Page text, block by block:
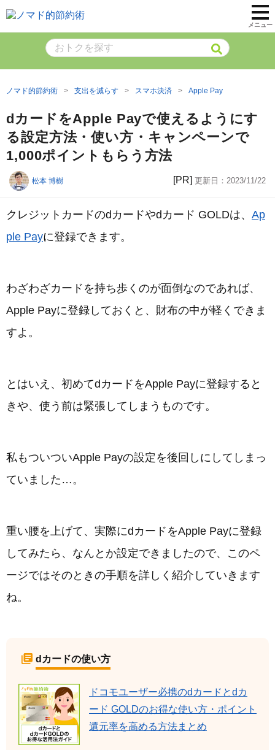
メニュー
ノマド的節約術 支出を減らす スマホ決済 Apple Pay
dカードをApple Payで使えるようにす
る設定方法・使い方・キャンペーンで
1,000ポイントもらう方法
松本 博樹 [PR] 更新日： 2023/11/22
クレジットカードのdカードやdカード GOLDは、 Ap
ple Payに登録できます。
わざわざカードを持ち歩くのが面倒なのであれば、
Apple Payに登録しておくと、財布の中が軽くできま
すよ。
とはいえ、初めてdカードをApple Payに登録すると
きや、使う前は緊張してしまうものです。
私もついついApple Payの設定を後回しにしてしまっ
ていました…。
重い腰を上げて、実際にdカードをApple Payに登録
してみたら、なんとか設定できましたので、このペ
ージではそのときの手順を詳しく紹介していきます
ね。
dカードの使い方
ドコモユーザー必携のdカードとdカ
ード GOLDのお得な使い方・ポイント
還元率を高める方法まとめ